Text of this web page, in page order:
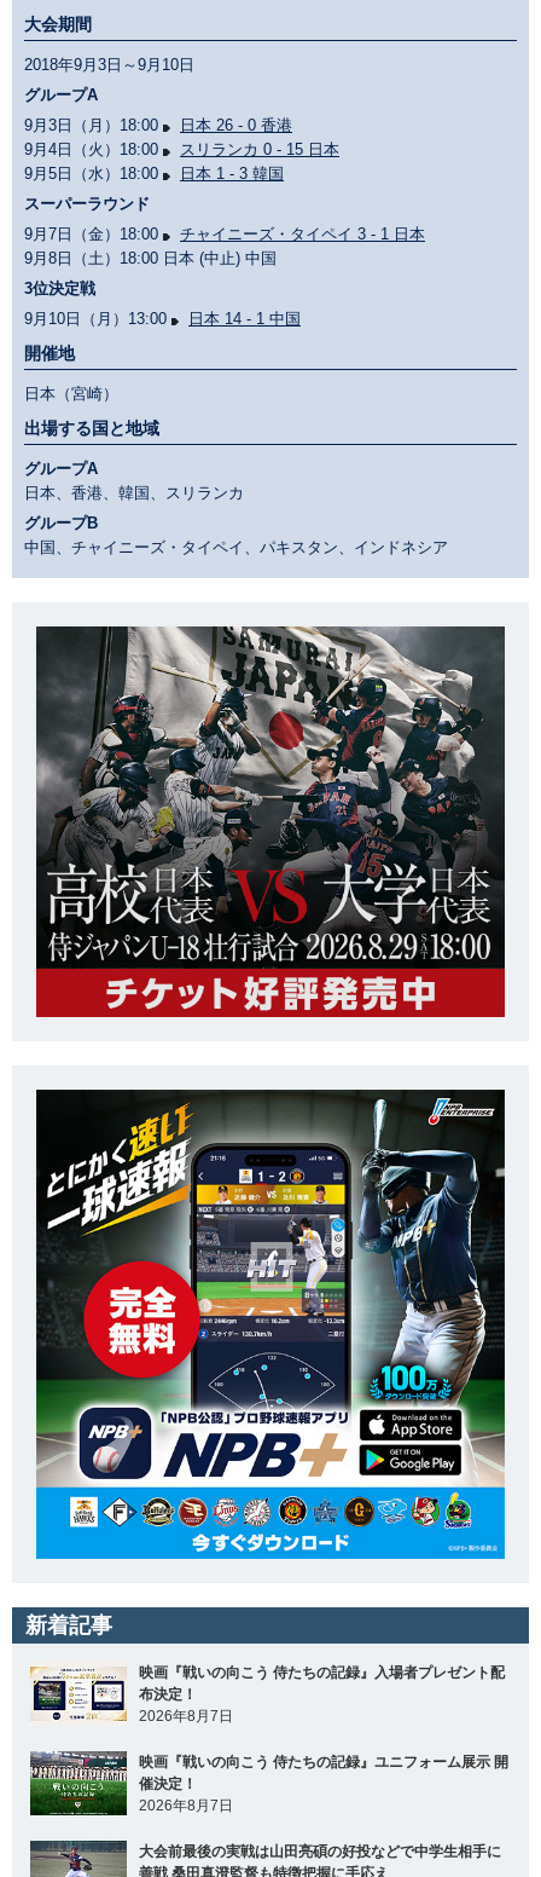
大会期間
2018年9月3日～9月10日
グループA
9月3日（月）18:00
日本 26 - 0 香港
9月4日（火）18:00
スリランカ 0 - 15 日本
9月5日（水）18:00
日本 1 - 3 韓国
スーパーラウンド
9月7日（金）18:00
チャイニーズ・タイペイ 3 - 1 日本
9月8日（土）18:00 日本 (中止) 中国
3位決定戦
9月10日（月）13:00
日本 14 - 1 中国
開催地
日本（宮崎）
出場する国と地域
グループA
日本、香港、韓国、スリランカ
グループB
中国、チャイニーズ・タイペイ、パキスタン、インドネシア
新着記事
映画『戦いの向こう 侍たちの記録』入場者プレゼント配
布決定！
2026年8月7日
映画『戦いの向こう 侍たちの記録』ユニフォーム展示 開
催決定！
2026年8月7日
大会前最後の実戦は山田亮碩の好投などで中学生相手に
善戦 桑田真澄監督も特徴把握に手応え